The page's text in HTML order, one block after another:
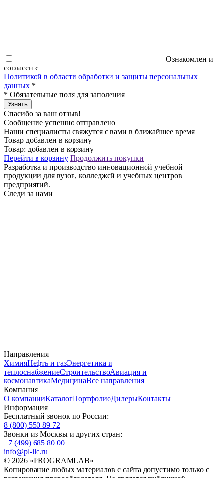
Ознакомлен и
согласен с
Политикой в области обработки и защиты персональных
данных *
* Обязательные поля для заполения
Узнать
Спасибо за ваш отзыв!
Сообщение успешно отправлено
Наши специалисты свяжутся с вами в ближайшее время
Товар добавлен в корзину
Товар: добавлен в корзину
Перейти в корзину Продолжить покупки
Разработка и производство инновационной учебной
продукции для вузов, колледжей и учебных центров
предприятий.
Следи за нами
Направления
ХимияНефть и газЭнергетика и
теплоснабжениеСтроительствоАвиация и
космонавтикаМедицинаВсе направления
Компания
О компанииКаталогПортфолиоДилерыКонтакты
Информация
Бесплатный звонок по России:
8 (800) 550 89 72
Звонки из Москвы и других стран:
+7 (499) 685 80 00
info@pl-llc.ru
© 2026 «PROGRAMLAB»
Копирование любых материалов с сайта допустимо только с